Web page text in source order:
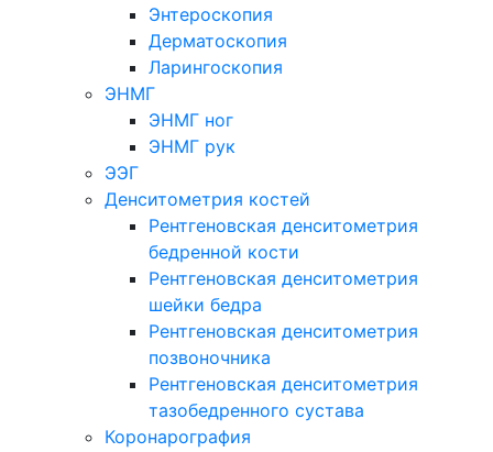
Энтероскопия
Дерматоскопия
Ларингоскопия
ЭНМГ
ЭНМГ ног
ЭНМГ рук
ЭЭГ
Денситометрия костей
Рентгеновская денситометрия
бедренной кости
Рентгеновская денситометрия
шейки бедра
Рентгеновская денситометрия
позвоночника
Рентгеновская денситометрия
тазобедренного сустава
Коронарография